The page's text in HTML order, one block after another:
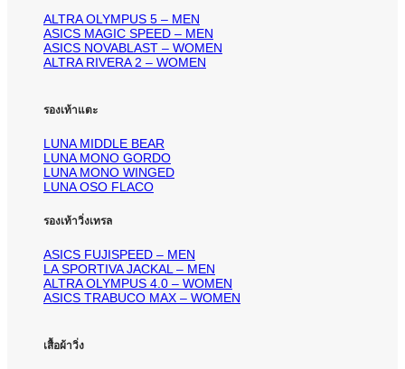
ALTRA OLYMPUS 5 – MEN
ASICS MAGIC SPEED – MEN
ASICS NOVABLAST – WOMEN
ALTRA RIVERA 2 – WOMEN
รองเท้าแตะ
LUNA MIDDLE BEAR
LUNA MONO GORDO
LUNA MONO WINGED
LUNA OSO FLACO
รองเท้าวิ่งเทรล
ASICS FUJISPEED – MEN
LA SPORTIVA JACKAL – MEN
ALTRA OLYMPUS 4.0 – WOMEN
ASICS TRABUCO MAX – WOMEN
เสื้อผ้าวิ่ง